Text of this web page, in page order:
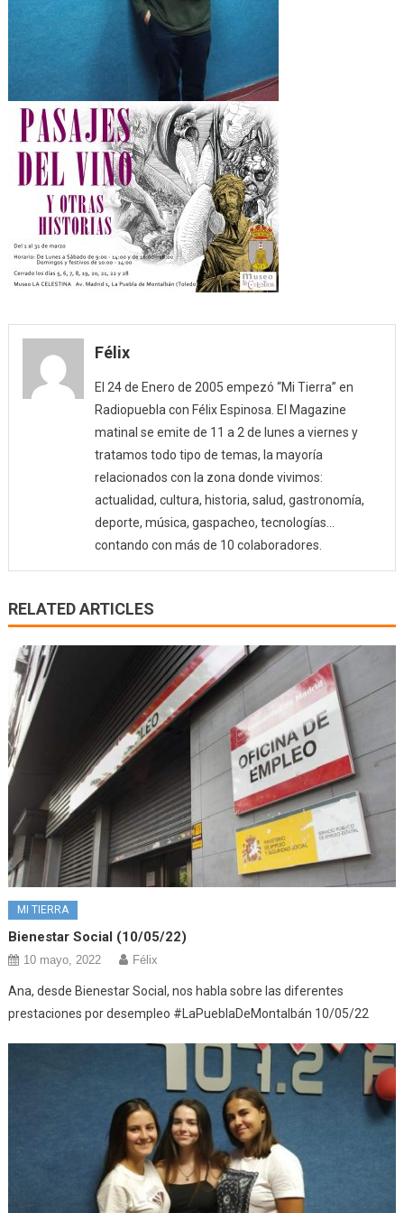
Félix
El 24 de Enero de 2005 empezó “Mi Tierra” en
Radiopuebla con Félix Espinosa. El Magazine
matinal se emite de 11 a 2 de lunes a viernes y
tratamos todo tipo de temas, la mayoría
relacionados con la zona donde vivimos:
actualidad, cultura, historia, salud, gastronomía,
deporte, música, gaspacheo, tecnologías…
contando con más de 10 colaboradores.
RELATED ARTICLES
MI TIERRA
Bienestar Social (10/05/22)
10 mayo, 2022 Félix
Ana, desde Bienestar Social, nos habla sobre las diferentes
prestaciones por desempleo #LaPueblaDeMontalbán 10/05/22